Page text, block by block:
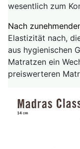
wesentlich zum
Nach
Elastizität nach,
aus hygienischen
Matratzen ein
preiswerteren